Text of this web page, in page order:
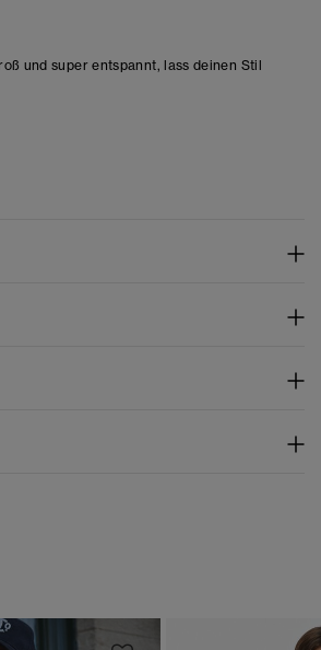
und super entspannt, lass deinen Stil